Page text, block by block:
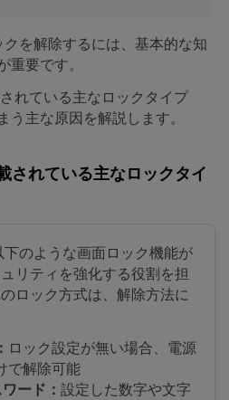
を解除するには、基本的な知
重要です。
れている主なロックタイプ
う主な原因を解説します。
されている主なロックタイ
のような画面ロック機能が
リティを強化する役割を担
ロック方式は、解除方法に
ロック設定が無い場合、電源
で解除可能
ード： 設定した数字や文字